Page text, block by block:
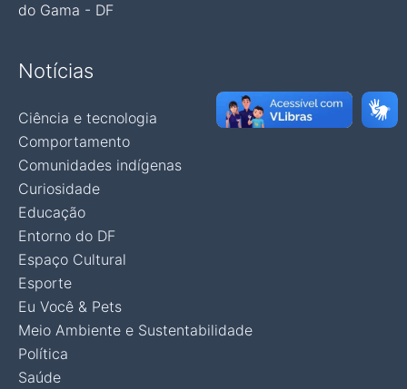
do Gama - DF
Notícias
Ciência e tecnologia
Comportamento
Comunidades indígenas
Curiosidade
Educação
Entorno do DF
Espaço Cultural
Esporte
Eu Você & Pets
Meio Ambiente e Sustentabilidade
Política
Saúde